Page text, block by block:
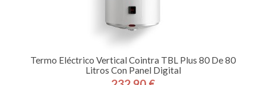
Termo Eléctrico Vertical Cointra TBL Plus 80 De 80
Litros Con Panel Digital